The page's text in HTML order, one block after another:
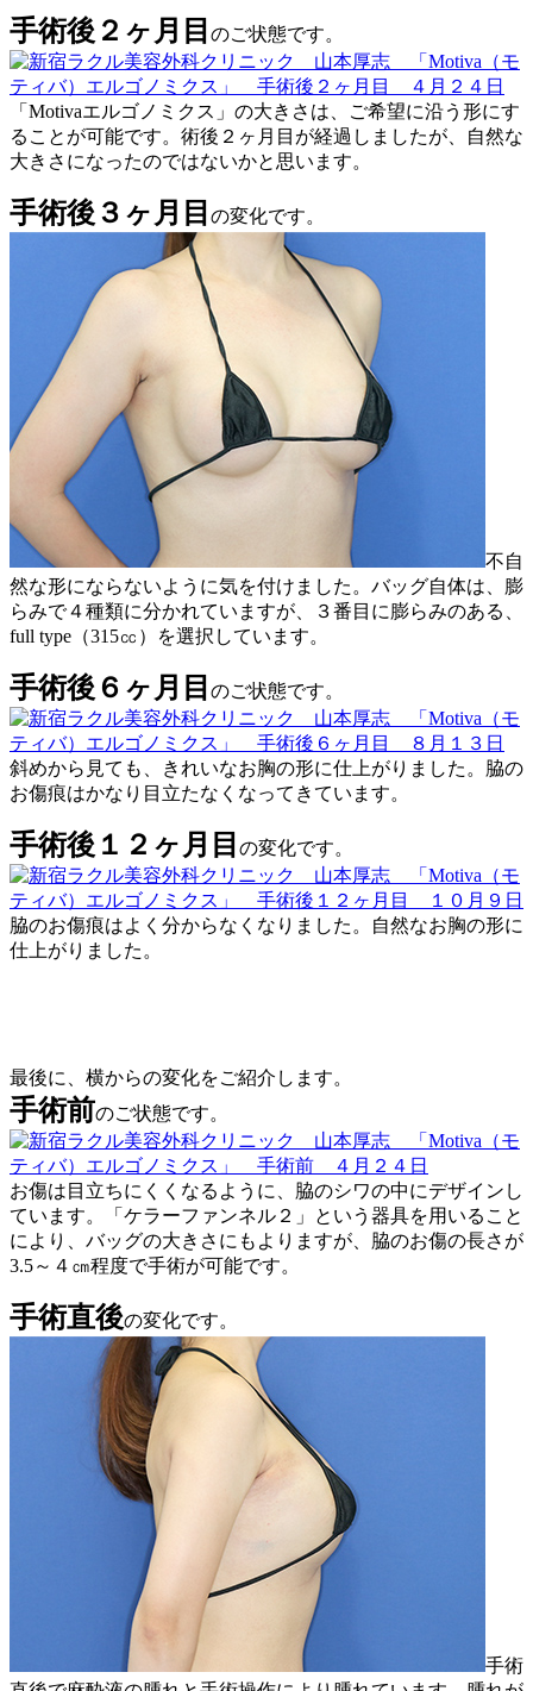
手術後２ヶ月目 のご状態です。
「Motivaエルゴノミクス」の大きさは、ご希望に沿う形にす
ることが可能です。術後２ヶ月目が経過しましたが、自然な
大きさになったのではないかと思います。
手術後３ヶ月目 の変化です。
不自
然な形にならないように気を付けました。バッグ自体は、膨
らみで４種類に分かれていますが、３番目に膨らみのある、
full type（315㏄）を選択しています。
手術後６ヶ月目 のご状態です。
斜めから見ても、きれいなお胸の形に仕上がりました。脇の
お傷痕はかなり目立たなくなってきています。
手術後１２ヶ月目 の変化です。
脇のお傷痕はよく分からなくなりました。自然なお胸の形に
仕上がりました。
最後に、横からの変化をご紹介します。
手術前のご状態です。
お傷は目立ちにくくなるように、脇のシワの中にデザインし
ています。「ケラーファンネル２」という器具を用いること
により、バッグの大きさにもよりますが、脇のお傷の長さが
3.5～４㎝程度で手術が可能です。
手術直後の変化です。
手術